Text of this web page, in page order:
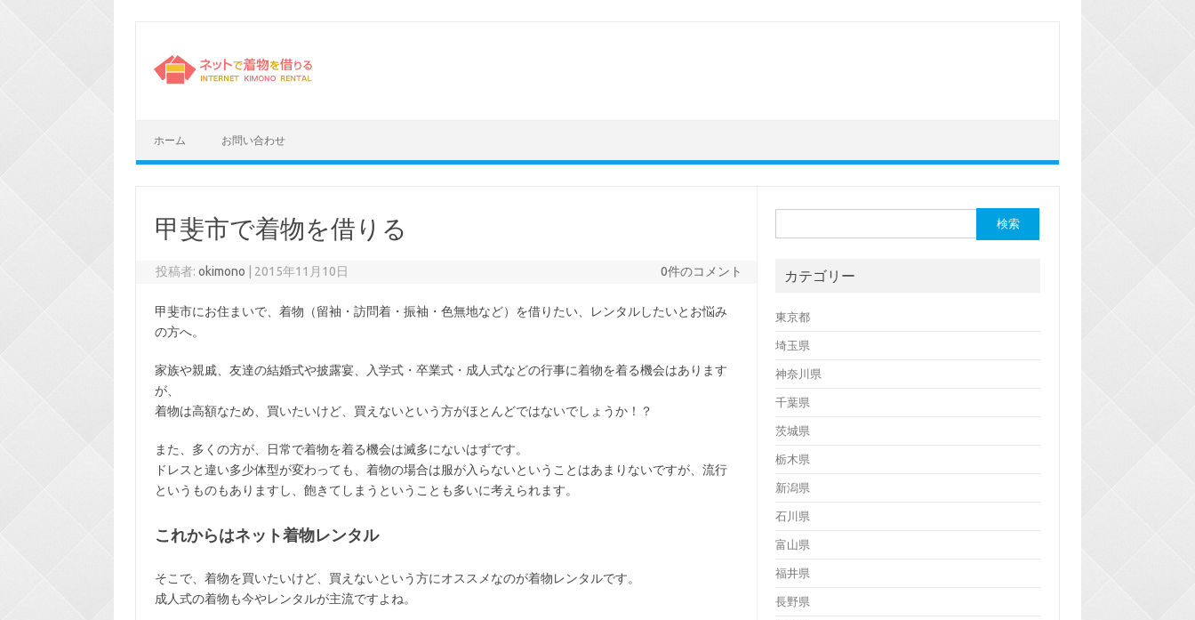
ホーム お問い合わせ
甲斐市で着物を借りる
投稿者:okimono 2015年11月10日 0件のコメント
甲斐市にお住まいで、着物（留袖・訪問着・振袖・色無地など）を借りたい、レンタルしたいとお悩み
の方へ。
家族や親戚、友達の結婚式や披露宴、入学式・卒業式・成人式などの行事に着物を着る機会はあります
が、
着物は高額なため、買いたいけど、買えないという方がほとんどではないでしょうか！？
また、多くの方が、日常で着物を着る機会は滅多にないはずです。
ドレスと違い多少体型が変わっても、着物の場合は服が入らないということはあまりないですが、流行
というものもありますし、飽きてしまうということも多いに考えられます。
これからはネット着物レンタル
そこで、着物を買いたいけど、買えないという方にオススメなのが着物レンタルです。
成人式の着物も今やレンタルが主流ですよね。
索:
カテゴリー
東京都
埼玉県
神奈川県
千葉県
茨城県
栃木県
新潟県
石川県
富山県
福井県
長野県